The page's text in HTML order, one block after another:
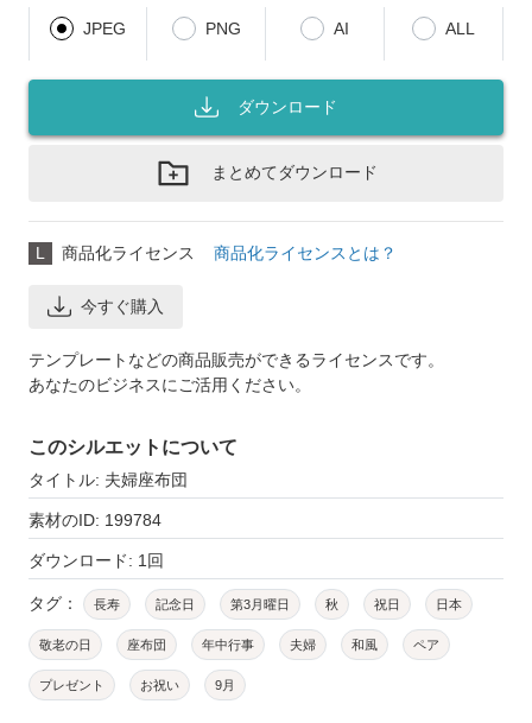
JPEG PNG AI ALL
ダウンロード
まとめてダウンロード
L 商品化ライセンス 商品化ライセンスとは？
今すぐ購入
テンプレートなどの商品販売ができるライセンスです。
あなたのビジネスにご活用ください。
このシルエットについて
タイトル: 夫婦座布団
素材のID: 199784
ダウンロード: 1回
タグ： 長寿 記念日 第3月曜日 秋 祝日 日本
敬老の日 座布団 年中行事 夫婦 和風 ペア
プレゼント お祝い 9月